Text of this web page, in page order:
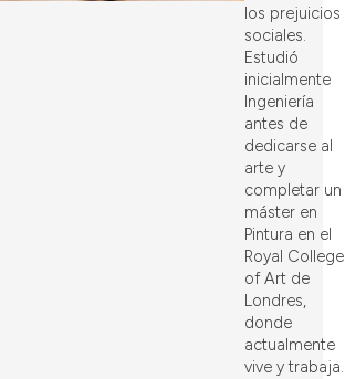
los prejuicios
sociales.
Estudió
inicialmente
Ingeniería
antes de
dedicarse al
arte y
completar un
máster en
Pintura en el
Royal College
of Art de
Londres,
donde
actualmente
vive y trabaja.